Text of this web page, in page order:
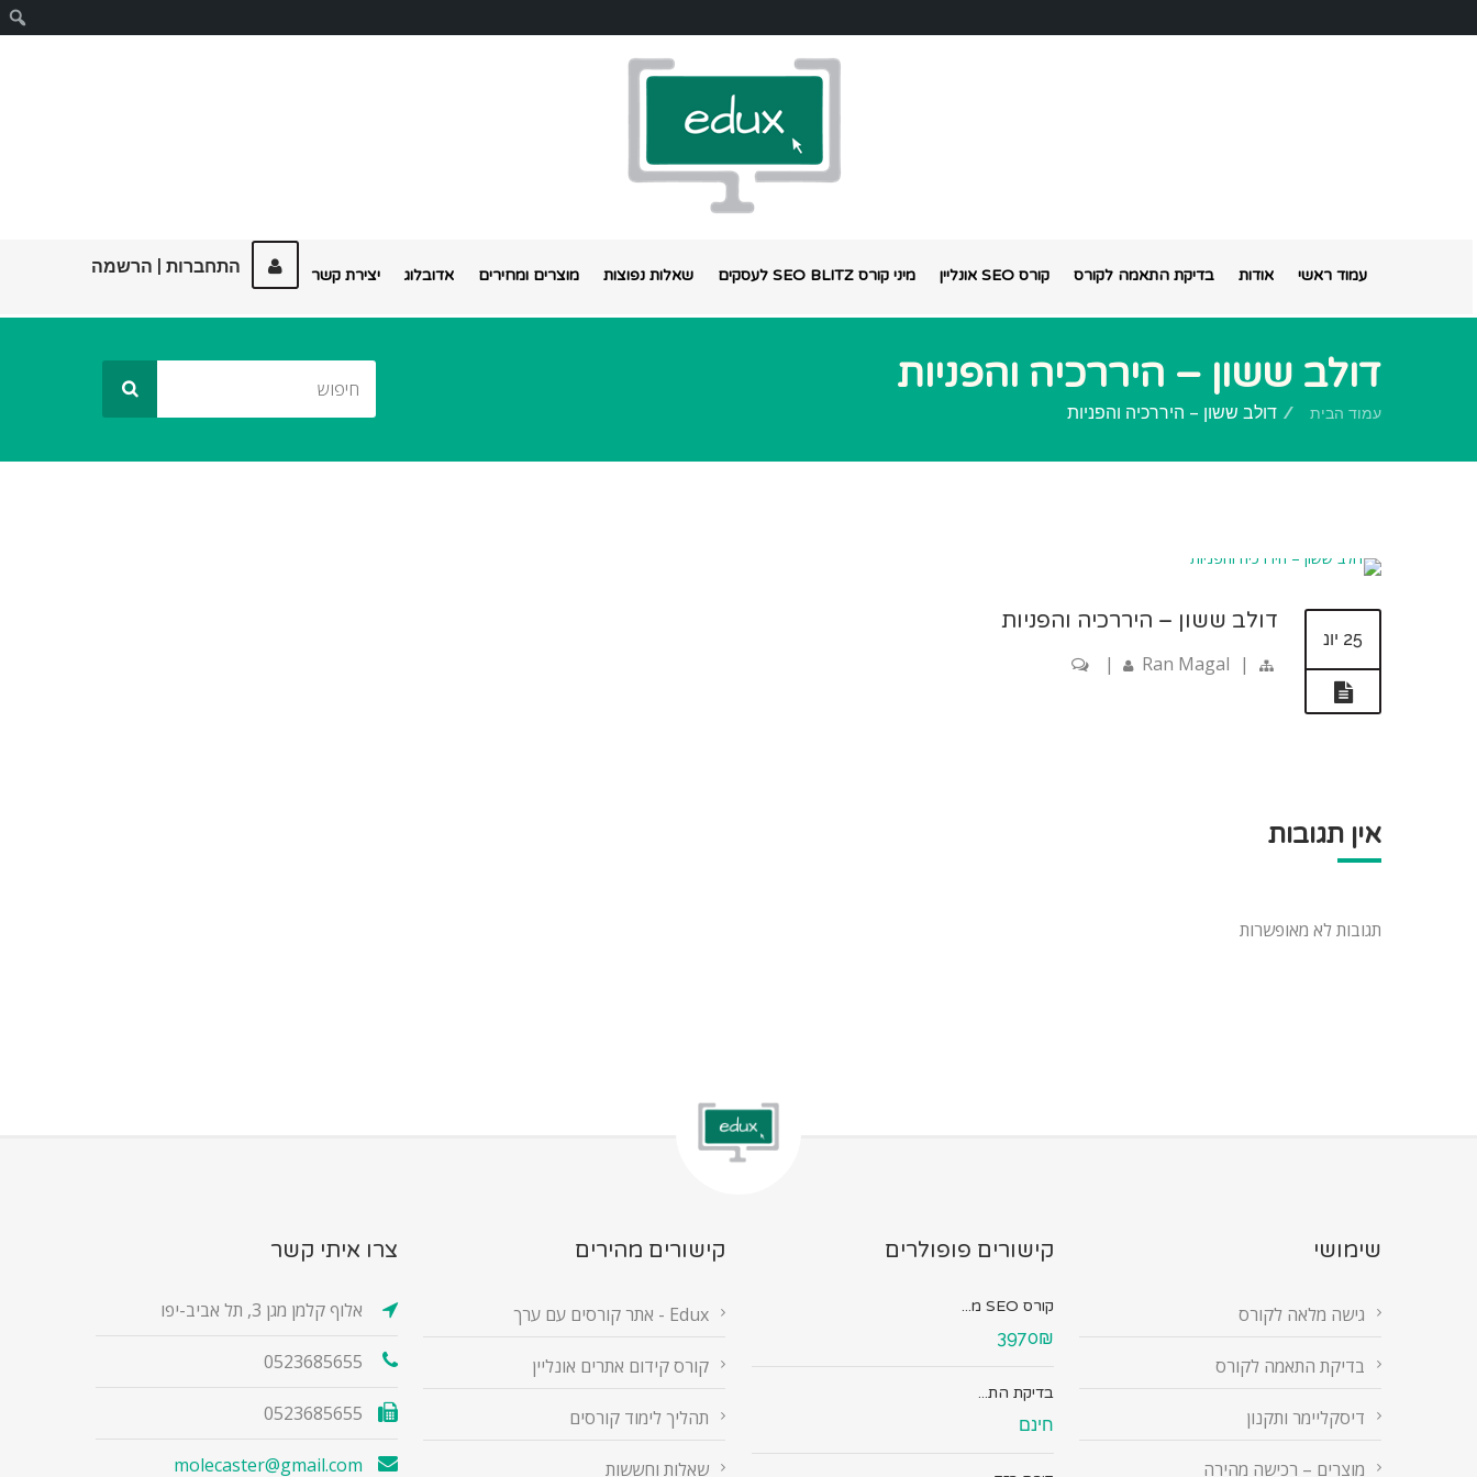
עמוד ראשי אודות בדיקת התאמה לקורס קורס SEO אונליין מיני קורס SEO BLITZ לעסקים שאלות נפוצות מוצרים ומחירים אדובלוג יצירת קשר התחברות הרשמה
דולב ששון – היררכיה והפניות
עמוד הבית דולב ששון – היררכיה והפניות
25 יונ
דולב ששון – היררכיה והפניות
Ran Magal |
|
אין תגובות
תגובות לא מאופשרות
שימושי
גישה מלאה לקורס
בדיקת התאמה לקורס
דיסקליימר ותקנון
מוצרים – רכישה מהירה
קישורים פופולרים
קורס SEO מ...
3970₪
בדיקת הת...
חינם
קישורים מהירים
Edux - אתר קורסים עם ערך
קורס קידום אתרים אונליין
תהליך לימוד קורסים
שאלות וחששות
צרו איתי קשר
אלוף קלמן מגן 3, תל אביב-יפו
0523685655
0523685655
molecaster@gmail.com